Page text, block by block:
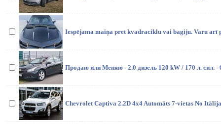
Iespējama maiņa pret kvadraciklu vai bagiju. Varu arī
Продаю или Меняю - 2.0 дизель 120 kW / 170 л. сил. -
Chevrolet Captiva 2.2D 4x4 Automāts 7-vietas No